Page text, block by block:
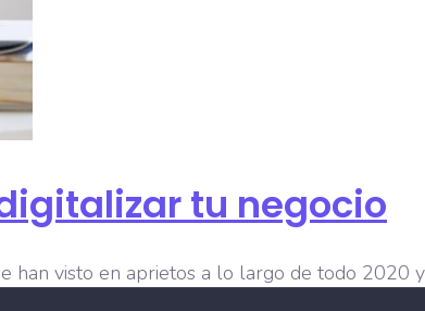
tu negocio
han visto en aprietos a lo largo de todo 2020